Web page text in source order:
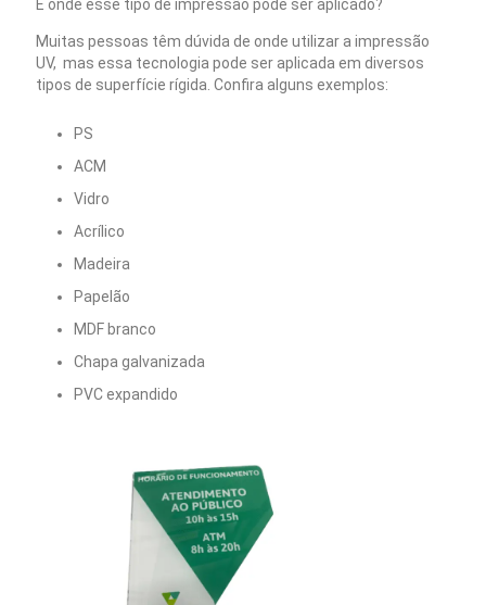
E onde esse tipo de impressão pode ser aplicado?
Muitas pessoas têm dúvida de onde utilizar a impressão
UV, mas essa tecnologia pode ser aplicada em diversos
tipos de superfície rígida. Confira alguns exemplos:
PS
ACM
Vidro
Acrílico
Madeira
Papelão
MDF branco
Chapa galvanizada
PVC expandido